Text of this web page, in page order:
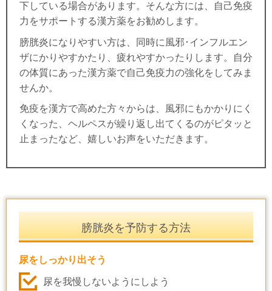
下している場合があります。そんな方には、自己免疫
力をサポートする漢方薬をお勧めします。
膀胱炎になりやすい方は、同時に風邪･インフルエン
ザにかりやすかたり、疲れやすかったりします。自分
の体質にあった漢方薬で自己免疫力の強化をしてみま
せんか。
免疫を漢方で高めた方々からは、風邪にもかかりにく
くなった、ヘルペスが繰り返し出てくるのがピタッと
止まったなど、嬉しいお声をいただきます。
膀胱炎を予防する方法
尿をしっかり出そう
尿を我慢しないようにしよう